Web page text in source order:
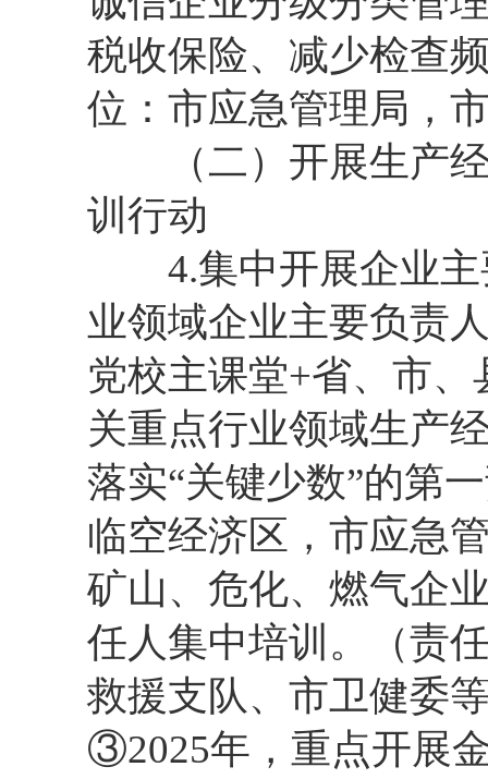
税收保险、减少检查
位：市应急管理局，
（二）开展生产经
训行动
4.集中开展企业主
业领域企业主要负责
党校主课堂+省、市
关重点行业领域生产
落实“关键少数”的第
临空经济区，市应急
矿山、危化、燃气企
任人集中培训。（责
救援支队、市卫健委
③2025年，重点开展